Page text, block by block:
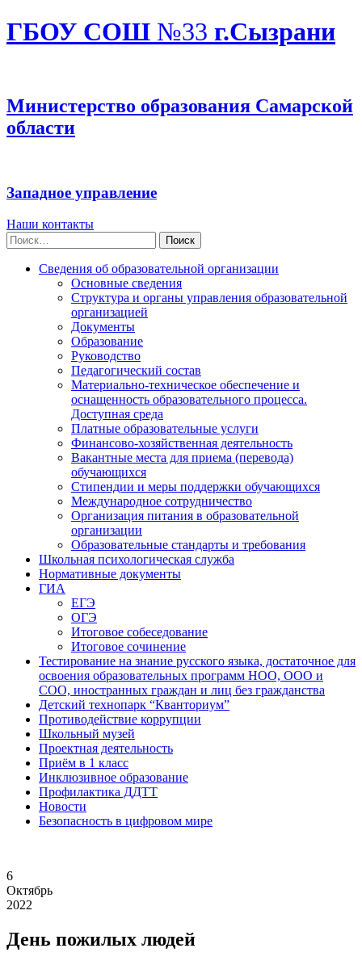
ГБОУ СОШ №33 г.Сызрани
Министерство образования Самарской
области
Западное управление
Наши контакты
Найти:
Сведения об образовательной организации
Основные сведения
Структура и органы управления образовательной
организацией
Документы
Образование
Руководство
Педагогический состав
Материально-техническое обеспечение и
оснащенность образовательного процесса.
Доступная среда
Платные образовательные услуги
Финансово-хозяйственная деятельность
Вакантные места для приема (перевода)
обучающихся
Стипендии и меры поддержки обучающихся
Международное сотрудничество
Организация питания в образовательной
организации
Образовательные стандарты и требования
Школьная психологическая служба
Нормативные документы
ГИА
ЕГЭ
ОГЭ
Итоговое собеседование
Итоговое сочинение
Тестирование на знание русского языка, достаточное для
освоения образовательных программ НОО, ООО и
СОО, иностранных граждан и лиц без гражданства
Детский технопарк “Кванториум”
Противодействие коррупции
Школьный музей
Проектная деятельность
Приём в 1 класс
Инклюзивное образование
Профилактика ДДТТ
Новости
Безопасность в цифровом мире
6
Октябрь
2022
День пожилых людей